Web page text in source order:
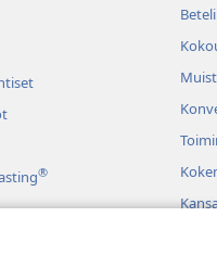
®